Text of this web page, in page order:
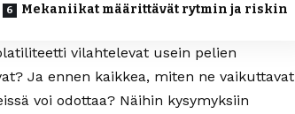
Mekaniikat määrittävät rytmin ja riskin
vilahtelevat usein pelien
Ja ennen kaikkea, miten ne vaikuttavat
voi odottaa? Näihin kysymyksiin